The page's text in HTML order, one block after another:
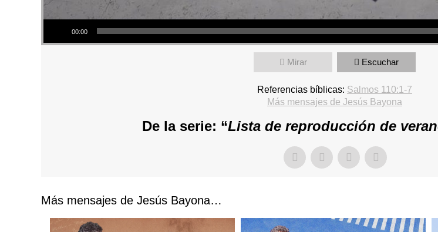
Reproductor de audio
00:00
Mirar Escuchar
Referencias bíblicas: Salmos 110:1-7
Más mensajes de Jesús Bayona
De la serie: “Lista de reproducción de
Más mensajes de Jesús Bayona…